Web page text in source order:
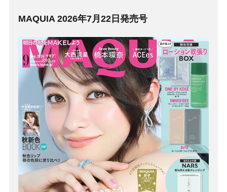
MAQUIA 2026年7月22日発売号